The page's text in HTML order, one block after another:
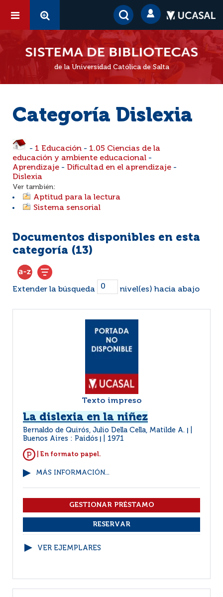
de la Universidad Católica de Salta
Categoría Dislexia
- 1 Educación - 1.05 Ciencias de la
educación y ambiente educacional -
Aprendizaje - Dificultad en el aprendizaje -
Dislexia
Ver también:
Aptitud para la lectura
Sistema sensorial
Documentos disponibles en esta
categoría (13)
Extender la búsqueda nivel(es) hacia abajo
Texto impreso
La dislexia en la niñez
Bernaldo de Quirós, Julio Della Cella, Matilde A.
Buenos Aires : Paidós 1971
| En formato papel.
MÁS INFORMACIÓN...
VER EJEMPLARES